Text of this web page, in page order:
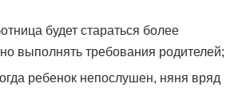
будет стараться более
выполнять требования родителей;
ребенок непослушен, няня вряд